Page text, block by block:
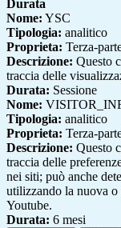
Durata
Nome: YSC
Tipologia: analitico
Proprieta: Terza-
Descrizione: Questo
traccia delle
Durata: Sessione
Nome:
Tipologia: analitico
Proprieta: Terza-
Descrizione: Questo
traccia delle
nei siti; può anche
utilizzando la nuova
Youtube.
Durata: 6 mesi